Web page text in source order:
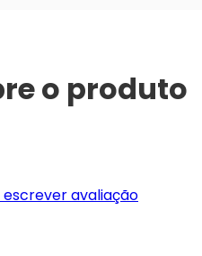
o produto
avaliação